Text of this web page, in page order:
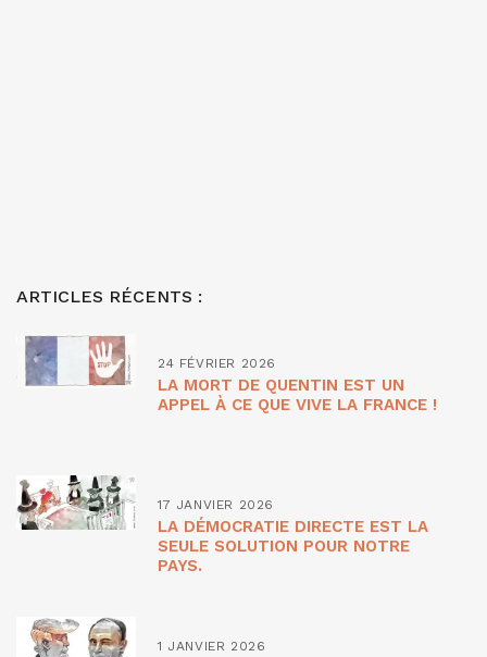
ARTICLES RÉCENTS :
24 FÉVRIER 2026
LA MORT DE QUENTIN EST UN
APPEL À CE QUE VIVE LA FRANCE !
17 JANVIER 2026
LA DÉMOCRATIE DIRECTE EST LA
SEULE SOLUTION POUR NOTRE
PAYS.
1 JANVIER 2026